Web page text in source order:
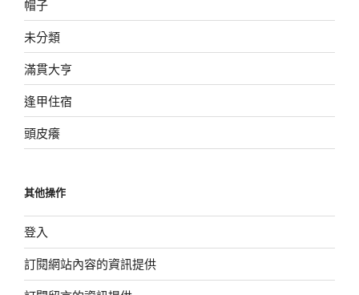
帽子
未分類
滿貫大亨
逢甲住宿
頭皮癢
其他操作
登入
訂閱網站內容的資訊提供